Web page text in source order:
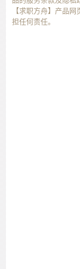
【求职方舟】产品
担任何责任。